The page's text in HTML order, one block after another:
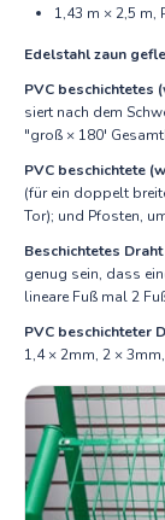
1,43 m × 2,5 m,
Edelstahl zaun
PVC beschichtetes
siert nach dem
"groß × 180'
PVC beschichtete
(für ein doppelt
Tor); und Pfosten,
Beschichtetes
genug sein, dass
lineare Fuß mal 2
PVC beschichteter
1,4 × 2mm, 2 ×